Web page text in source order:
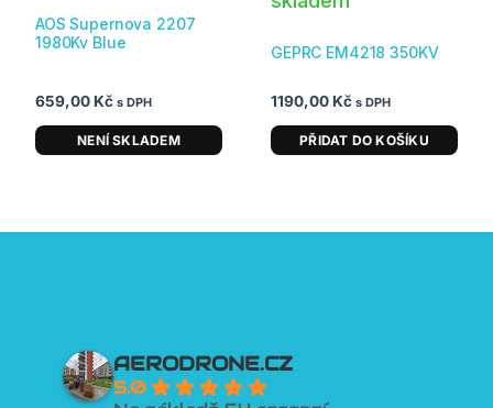
AOS Supernova 2207
1980Kv Blue
659,00 Kč s DPH
NENÍ SKLADEM
GEPRC EM4218 350KV
1190,00 Kč s DPH
PŘIDAT DO KOŠÍKU
AERODRONE.CZ
5.0